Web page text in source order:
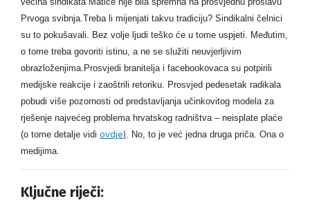
Prvoga svibnja. Treba li mijenjati takvu tradiciju? Sindikalni čelnici
su to pokušavali. Bez volje ljudi teško će u tome uspjeti. Međutim,
o tome treba govoriti istinu, a ne se služiti neuvjerljivim
obrazloženjima. Prosvjedi branitelja i facebookovaca su potpirili
medijske reakcije i zaoštrili retoriku. Prosvjed pedesetak radikala
pobudi više pozornosti od predstavljanja učinkovitog modela za
rješenje najvećeg problema hrvatskog radništva – neisplate plaće
(o tome detalje vidi ovdje) . No, to je već jedna druga priča. Ona o
medijima.
Ključne riječi: